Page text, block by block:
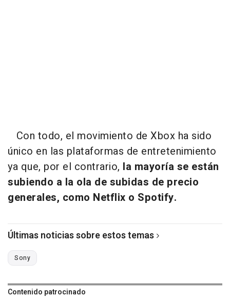
Con todo, el movimiento de Xbox ha sido
único en las plataformas de entretenimiento
ya que, por el contrario, la mayoría se están
subiendo a la ola de subidas de precio
generales, como Netflix o Spotify.
Últimas noticias sobre estos temas
Sony
Contenido patrocinado